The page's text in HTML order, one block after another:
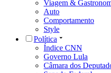
Viagem &
Auto
Comportamento
Style
Política
Índice CNN
Governo Lula
Câmara dos